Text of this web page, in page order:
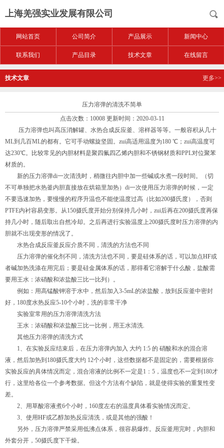
上海羌强实业发展有限公司
网站首页 公司简介 产品展示 新闻中心
联系我们 产品目录 技术文章 在线留言
技术文章 更多>>
压力溶弹的清洗不简单
点击次数：10008 更新时间：2020-03-11
压力溶弹也叫高压消解罐、水热合成反应釜、溶样器等等。一般容积从几十
ML到几百ML的都有。它可手动螺旋坚固。zui高适用温度为180 ℃；zui高温度可
达230℃。比较常见的内胆材料是聚四氟四乙烯内胆和不锈钢材质和PPL对位聚苯
材质的。
新的压力溶弹di一次清洗时，稍微往内胆中加一些碱或水煮一段时间。（切
不可单独把水热釜内胆直接放在烘箱里加热）di一次使用压力溶弹的时候，一定
不要迅速加热，要慢慢的程序升温也不能使温度过高（比如200摄氏度），否则
PTFE内衬容易变形。从150摄氏度开始分别保持几小时，zui后再在200摄氏度再保
持几小时，随后取出自然冷却。之后再进行实验温度上200摄氏度时压力溶弹的内
胆就不出现变形的情况了。
水热合成反应釜反应介质不同，清洗的方法也不同
压力溶弹的催化剂不同，清洗方法也不同，要是硅体系的话，可以加点HF或
者碱加热洗涤在用完后；要是硅金属体系的话，那得看它溶解于什么酸，盐酸需
要用王水：浓硝酸和浓盐酸三比一比列）。
例如：用高锰酸钾溶于水中，然后加入3-5mL的浓盐酸，放到反应釜中密封
好，180度水热反应5-10个小时，洗的非常干净
实验室常用的压力溶弹清洗方法
王水：浓硝酸和浓盐酸三比一比例，用王水清洗.
其他压力溶弹的清洗方式
1、在实验反应结束后，在压力溶弹内加入 大约 1:5 的 硝酸和水的混合溶
液，然后加热到180摄氏度大约 12个小时，这些数据都不是固定的，需要根据你
实验反应的具体情况而定，混合溶液的比例不一定是1：5，温度也不一定到180才
行，这里给各位一个参考数据。但这个方法有个缺陷，就是使得实验的重复性变
差。
2、用草酸溶液煮6个小时，160度左右的温度具体看实验情况而定。
3、使用HF或乙醇加热反应清洗，或是其他的强酸！
另外，压力溶弹严禁采用低沸点体系，很容易爆炸。反应釜用完时，内胆和
外套分开，50摄氏度下干燥。